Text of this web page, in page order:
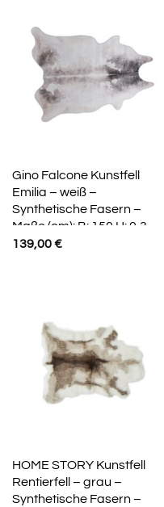
Gino Falcone Kunstfell
Emilia – weiß –
Synthetische Fasern –
Maße (cm): B: 150 H: 0,3
139,00€
HOME STORY Kunstfell
Rentierfell – grau –
Synthetische Fasern –